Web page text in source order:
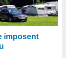
imposent